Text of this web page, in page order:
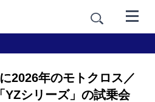
2026年のモトクロス／
YZシリーズ」の試乗会